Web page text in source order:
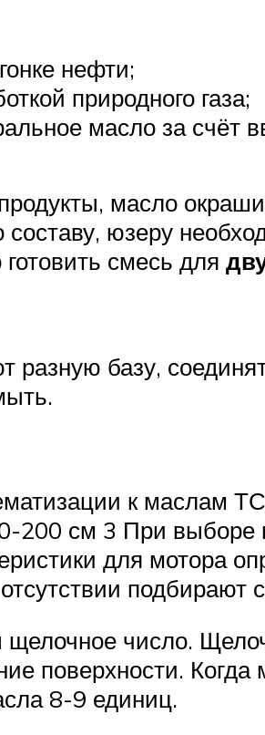
нефти;
природного газа;
масло за счёт
масло
юзеру
смесь для
базу,
к маслам
200 см 3 При выборе
для мотора
подбирают
число.
поверхности.
8-9 единиц.